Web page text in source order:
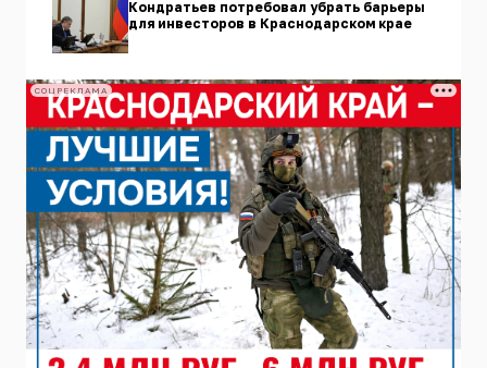
Кондратьев потребовал убрать барьеры
для инвесторов в Краснодарском крае
СОЦРЕКЛАМА